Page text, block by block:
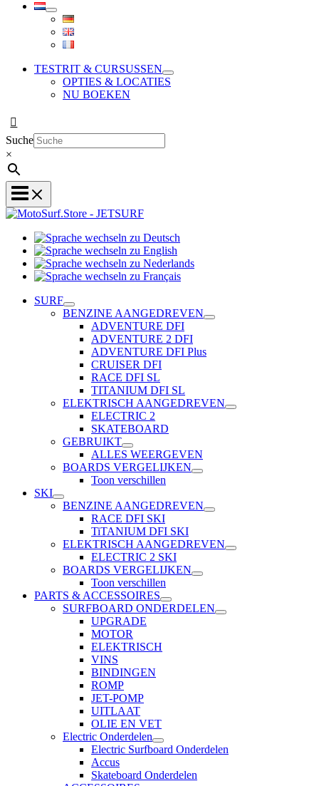
TESTRIT & CURSUSSEN
OPTIES & LOCATIES
NU BOEKEN
Suche
×
zu
Deutsch
wechseln
zu
Sprache
Sprache
Français
SURF
BENZINE AANGEDREVEN
ADVENTURE DFI
ADVENTURE 2 DFI
ADVENTURE DFI Plus
CRUISER DFI
RACE DFI SL
TITANIUM DFI SL
ELEKTRISCH AANGEDREVEN
ELECTRIC 2
SKATEBOARD
GEBRUIKT
ALLES WEERGEVEN
BOARDS VERGELIJKEN
Toon verschillen
SKI
BENZINE AANGEDREVEN
RACE DFI SKI
TiTANIUM DFI SKI
ELEKTRISCH AANGEDREVEN
ELECTRIC 2 SKI
BOARDS VERGELIJKEN
Toon verschillen
PARTS & ACCESSOIRES
SURFBOARD ONDERDELEN
UPGRADE
MOTOR
ELEKTRISCH
VINS
BINDINGEN
ROMP
JET-POMP
UITLAAT
OLIE EN VET
Electric Onderdelen
Electric Surfboard Onderdelen
Accus
Skateboard Onderdelen